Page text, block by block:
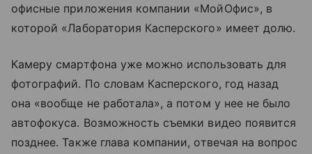
офисные приложения компании «МойОфис», в
которой «Лаборатория Касперского» имеет долю.
Камеру смартфона уже можно использовать для
фотографий. По словам Касперского, год назад
она «вообще не работала», а потом у нее не было
автофокуса. Возможность съемки видео появится
позднее. Также глава компании, отвечая на вопрос